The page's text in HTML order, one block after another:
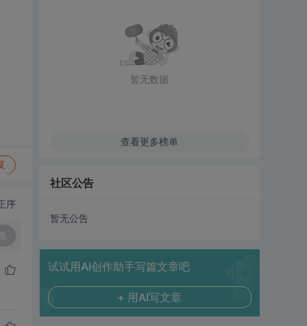
序
暂无数据
查看更多榜单
社区公告
暂无公告
试试用AI创作助手写篇文章吧
+ 用AI写文章